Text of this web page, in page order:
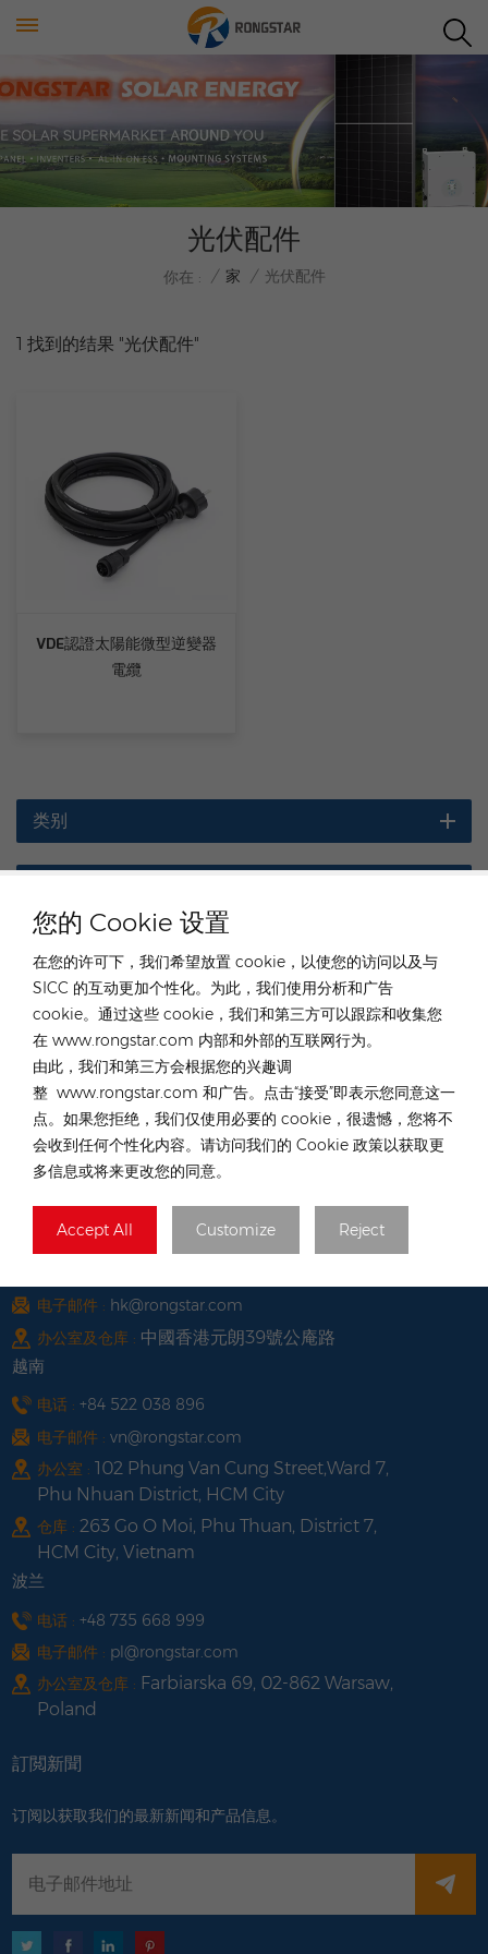
您的 Cookie 设置
在您的许可下，我们希望放置 cookie，以使您的访问以及与
SICC 的互动更加个性化。为此，我们使用分析和广告
cookie。通过这些 cookie，我们和第三方可以跟踪和收集您
在 www.rongstar.com 内部和外部的互联网行为。
由此，我们和第三方会根据您的兴趣调
整 www.rongstar.com 和广告。点击“接受”即表示您同意这一
点。如果您拒绝，我们仅使用必要的 cookie，很遗憾，您将不
会收到任何个性化内容。请访问我们的 Cookie 政策以获取更
多信息或将来更改您的同意。
Accept All Customize Reject
光伏配件
你在 : / 家 / 光伏配件
1 找到的结果 "光伏配件"
VDE認證太陽能微型逆變器
電纜
类别
聯係我們的專家服務
德國
电话 :+49 176 55258880
电子邮件 :de@rongstar.com
办公室及仓库 :Oppener Str. 67, 52146
W&uuml;rselen, Germany
中國香港
电子邮件 : hk@rongstar.com
办公室及仓库 : 中國香港元朗39號公庵路
越南
电话 : +84 522 038 896
电子邮件 : vn@rongstar.com
办公室 : 102 Phung Van Cung Street,Ward 7,
Phu Nhuan District, HCM City
仓库 : 263 Go O Moi, Phu Thuan, District 7,
HCM City, Vietnam
波兰
电话 : +48 735 668 999
电子邮件 : pl@rongstar.com
办公室及仓库 : Farbiarska 69, 02-862 Warsaw,
Poland
訂閲新聞
订阅以获取我们的最新新闻和产品信息。